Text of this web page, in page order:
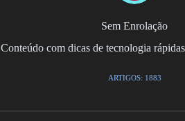
Sem Enrolação
Conteúdo com dicas de tecnologia
ARTIGOS: 1883